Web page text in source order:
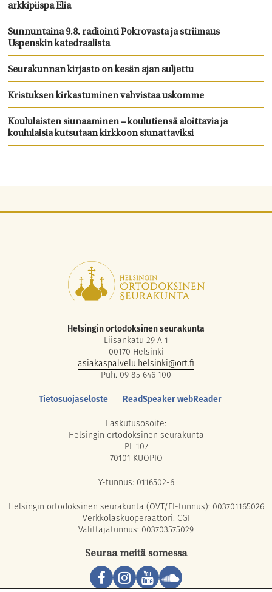
arkkipiispa Elia
Sunnuntaina 9.8. radiointi Pokrovasta ja striimaus
Uspenskin katedraalista
Seurakunnan kirjasto on kesän ajan suljettu
Kristuksen kirkastuminen vahvistaa uskomme
Koululaisten siunaaminen – koulutiensä aloittavia ja
koululaisia kutsutaan kirkkoon siunattaviksi
Helsingin ortodoksinen seurakunta
Liisankatu 29 A 1
00170 Helsinki
asiakaspalvelu.helsinki@ort.fi
Puh. 09 85 646 100
Tietosuojaseloste
ReadSpeaker webReader
Laskutusosoite:
Helsingin ortodoksinen seurakunta
PL 107
70101 KUOPIO
Y-tunnus: 0116502-6
Helsingin ortodoksinen seurakunta (OVT/FI-tunnus): 003701165026
Verkkolaskuoperaattori: CGI
Välittäjätunnus: 003703575029
Seuraa meitä somessa